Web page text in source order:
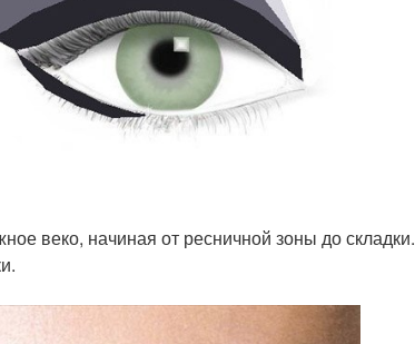
веко, начиная от ресничной зоны до складки.